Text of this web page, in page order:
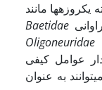
یک­روزه­ها مانند
Baetidae
Oligoneuridae
عوامل کیفی
به عنوان